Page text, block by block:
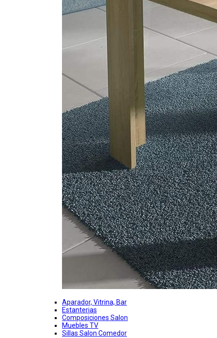
Aparador, Vitrina, Bar
Estanterias
Composiciones Salon
Muebles TV
Sillas Salon Comedor